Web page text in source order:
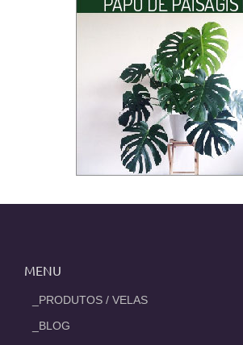
MENU
_PRODUTOS / VELAS
_BLOG